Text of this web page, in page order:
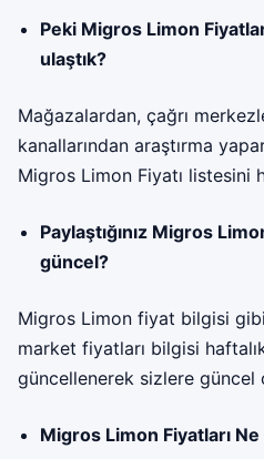
Peki Migros Limon
ulaştık?
Mağazalardan, çağrı
kanallarından araştırma
Migros Limon Fiyatı listesini
Paylaştığınız Migros
güncel?
Migros Limon fiyat bilgisi
market fiyatları bilgisi
güncellenerek sizlere güncel
Migros Limon Fiyatları